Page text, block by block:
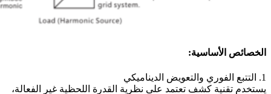
الخصائص الأساسية:
1. التتبع الفوري والتعويض الديناميكي
يستخدم تقنية كشف تعتمد على نظرية القدرة اللحظية غير الفعالة،